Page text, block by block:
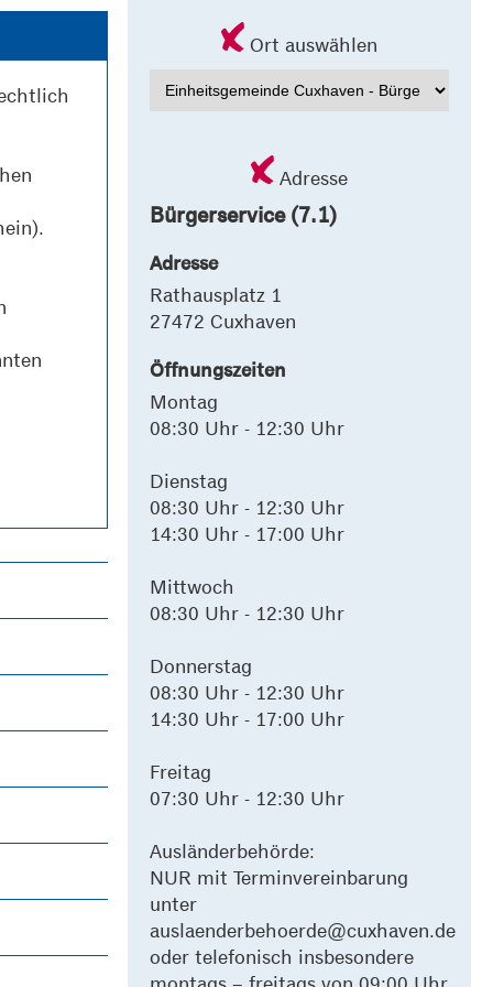
Ort auswählen
Adresse
Bürgerservice (7.1)
Adresse
Rathausplatz 1
27472 Cuxhaven
Öffnungszeiten
Montag
08:30 Uhr - 12:30 Uhr
Dienstag
08:30 Uhr - 12:30 Uhr
14:30 Uhr - 17:00 Uhr
Mittwoch
08:30 Uhr - 12:30 Uhr
Donnerstag
08:30 Uhr - 12:30 Uhr
14:30 Uhr - 17:00 Uhr
Freitag
07:30 Uhr - 12:30 Uhr
Ausländerbehörde:
NUR mit Terminvereinbarung
unter
auslaenderbehoerde@cuxhaven.de
oder telefonisch insbesondere